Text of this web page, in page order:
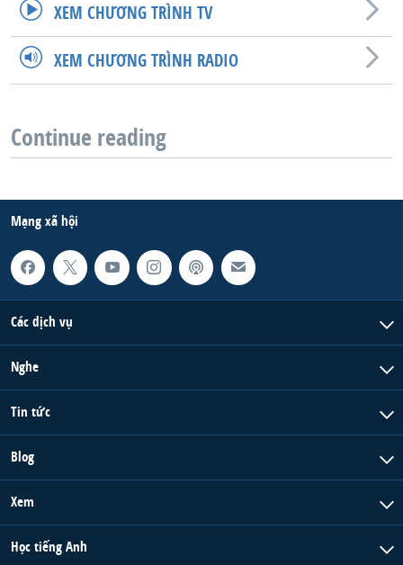
XEM CHƯƠNG TRÌNH TV
XEM CHƯƠNG TRÌNH RADIO
Continue reading
Mạng xã hội
Các dịch vụ
Nghe
Tin tức
Blog
Xem
Học tiếng Anh